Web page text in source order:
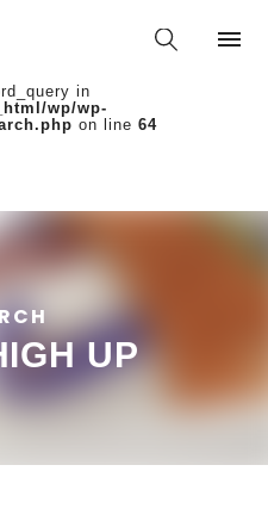
in
wp/wp-
in
wp/wp-
on line 64
UP